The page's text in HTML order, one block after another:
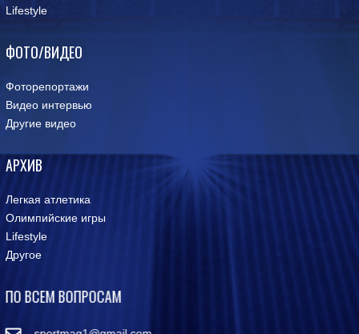
Lifestyle
ФОТО/ВИДЕО
Фоторепортажи
Видео интервью
Другие видео
АРХИВ
Легкая атлетика
Олимпийские игры
Lifestyle
Другое
ПО ВСЕМ ВОПРОСАМ